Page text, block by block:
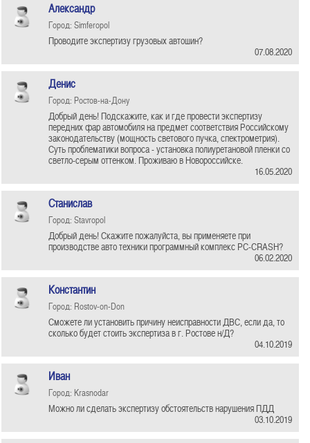
Александр
Город: Simferopol
Проводите экспертизу грузовых автошин?
07.08.2020
Денис
Город: Ростов-на-Дону
Добрый день! Подскажите, как и где провести экспертизу
передних фар автомобиля на предмет соответствия Российскому
законодательству (мощность светового пучка, спектрометрия).
Суть проблематики вопроса - установка полиуретановой пленки со
светло-серым оттенком. Проживаю в Новороссийске.
16.05.2020
Станислав
Город: Stavropol
Добрый день! Скажите пожалуйста, вы применяете при
производстве авто техники программный комплекс PC-CRASH?
06.02.2020
Константин
Город: Rostov-on-Don
Сможете ли установить причину неисправности ДВС, если да, то
сколько будет стоить экспертиза в г. Ростове н/Д?
04.10.2019
Иван
Город: Krasnodar
Можно ли сделать экспертизу обстоятельств нарушения ПДД
03.10.2019